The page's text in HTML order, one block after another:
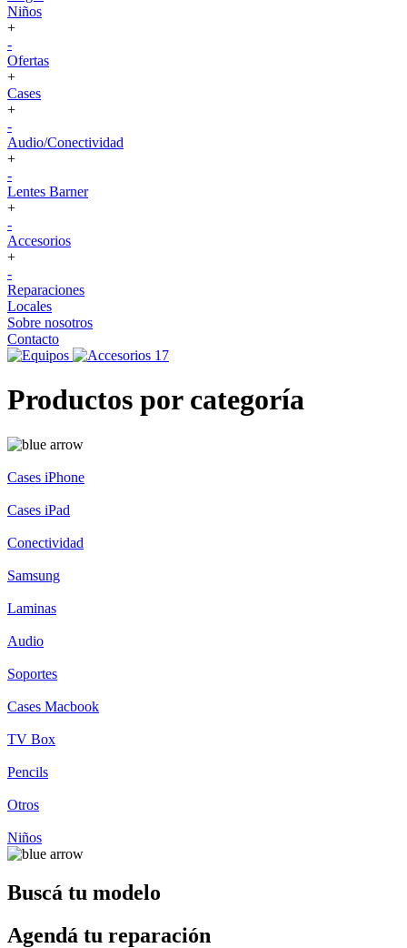
Niños
+
-
Ofertas
+
Cases
+
-
Audio/Conectividad
+
-
Lentes Barner
+
-
Accesorios
+
-
Reparaciones
Locales
Sobre nosotros
Contacto
Productos por categoría
Cases iPhone
Cases iPad
Conectividad
Samsung
Laminas
Audio
Soportes
Cases Macbook
TV Box
Pencils
Otros
Niños
Buscá tu modelo
Agendá tu reparación